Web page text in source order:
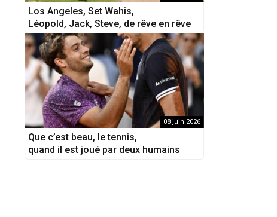
Los Angeles, Set Wahis,
Léopold, Jack, Steve, de rêve en rêve
08 juin 2026
Que c’est beau, le tennis,
quand il est joué par deux humains